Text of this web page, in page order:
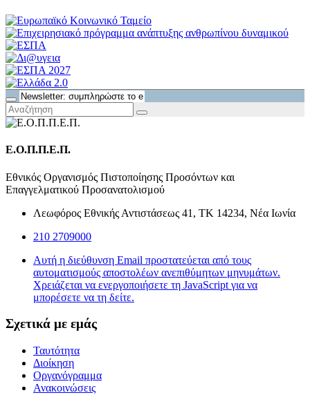
Ε.Ο.Π.Π.Ε.Π.
Εθνικός Οργανισμός Πιστοποίησης Προσόντων και
Επαγγελματικού Προσανατολισμού
Λεωφόρος Εθνικής Αντιστάσεως 41, ΤΚ 14234, Νέα Ιωνία
210 2709000
Αυτή η διεύθυνση Email προστατεύεται από τους
αυτοματισμούς αποστολέων ανεπιθύμητων μηνυμάτων.
Χρειάζεται να ενεργοποιήσετε τη JavaScript για να
μπορέσετε να τη δείτε.
Σχετικά με εμάς
Ταυτότητα
Διοίκηση
Οργανόγραμμα
Ανακοινώσεις